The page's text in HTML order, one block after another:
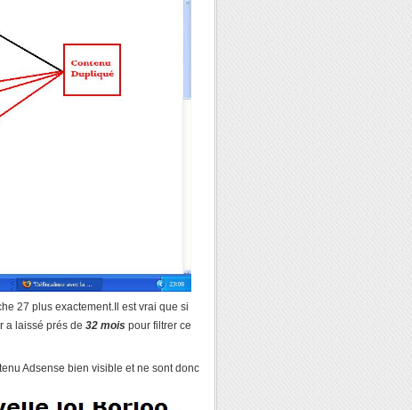
27 plus exactement.Il est vrai que si
a laissé prés de 32 mois pour filtrer ce
Adsense bien visible et ne sont donc